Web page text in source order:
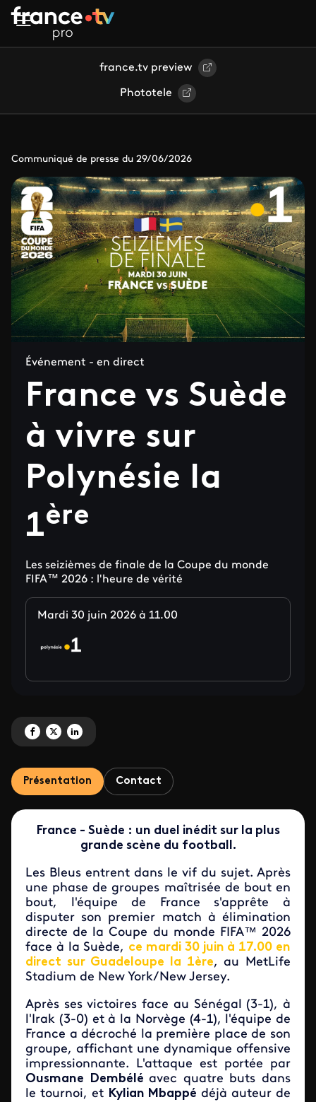
Aller au contenu principal
france.tv preview
Phototele
Communiqué de presse du 29/06/2026
Événement - en direct
France vs Suède
à vivre sur
Polynésie la
1ère
Les seizièmes de finale de la Coupe du monde
FIFA™ 2026 : l'heure de vérité
Mardi 30 juin 2026 à 11.00
Partagez 'France vs Suède à vivre sur Polynésie la 1<sup>ère' sur Facebook
Partagez 'France vs Suède à vivre sur Polynésie la 1<sup>ère' sur X
Partagez 'France vs Suède à vivre sur Polynésie la 1<sup>ère' sur
Présentation Contact
France - Suède : un duel inédit sur la plus
grande scène du football.
Les Bleus entrent dans le vif du sujet. Après
une phase de groupes maîtrisée de bout en
bout, l'équipe de France s'apprête à
disputer son premier match à élimination
directe de la Coupe du monde FIFA™ 2026
face à la Suède, ce mardi 30 juin à 17.00 en
direct sur Guadeloupe la 1ère, au MetLife
Stadium de New York/New Jersey.
Après ses victoires face au Sénégal (3-1), à
l'Irak (3-0) et à la Norvège (4-1), l'équipe de
France a décroché la première place de son
groupe, affichant une dynamique offensive
impressionnante. L'attaque est portée par
Ousmane Dembéléavec quatre buts dans
le tournoi, et Kylian Mbappé déjà auteur de